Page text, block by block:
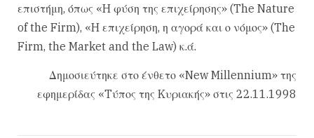
επιστήμη, όπως «H φύση της επιχείρησης» (The Nature
of the Firm), «H επιχείρηση, η αγορά και ο νόμος» (The
Firm, the Market and the Law) κ.ά.
Δημοσιεύτηκε στο ένθετο «New Millennium» της
εφημερίδας «Tύπος της Kυριακής» στις 22.11.1998